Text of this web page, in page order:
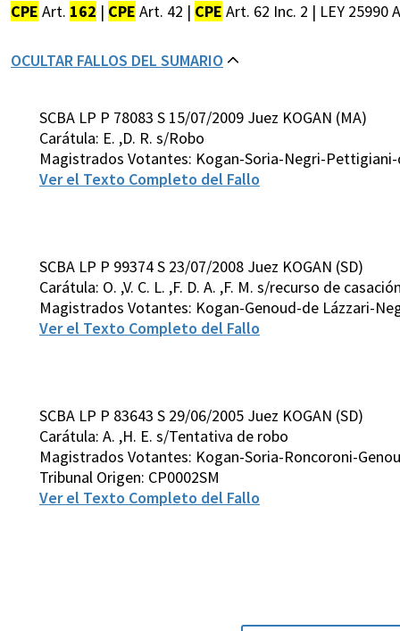
CPE Art. 162 | CPE Art. 42 | CPE Art. 62 Inc. 2 | LEY 25990
OCULTAR FALLOS DEL SUMARIO
SCBA LP P 78083 S 15/07/2009 Juez KOGAN (MA)
Carátula: E. ,D. R. s/Robo
Magistrados Votantes: Kogan-Soria-Negri-
Ver el Texto Completo del Fallo
SCBA LP P 99374 S 23/07/2008 Juez KOGAN (SD)
Carátula: O. ,V. C. L. ,F. D. A. ,F. M. s/recurso de
Magistrados Votantes: Kogan-Genoud-de Lázzari-
Ver el Texto Completo del Fallo
SCBA LP P 83643 S 29/06/2005 Juez KOGAN (SD)
Carátula: A. ,H. E. s/Tentativa de robo
Magistrados Votantes: Kogan-Soria-Roncoroni-
Tribunal Origen: CP0002SM
Ver el Texto Completo del Fallo